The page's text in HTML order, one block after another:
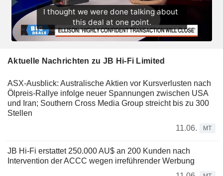
Aktuelle Nachrichten zu JB Hi-Fi Limited
ASX-Ausblick: Australische Aktien vor Kursverlusten nach
Ölpreis-Rallye infolge neuer Spannungen zwischen USA
und Iran; Southern Cross Media Group streicht bis zu 300
Stellen
11.06.
MT
JB Hi-Fi erstattet 250.000 AU$ an 200 Kunden nach
Intervention der ACCC wegen irreführender Werbung